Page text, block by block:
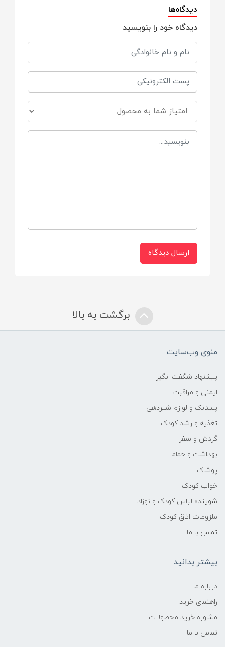
دارای قابلیت
INCABINE (قابلیت بردن داخل هواپیما)
قابلیت
تاشو
کمربند
5 نقطه ای
دیدگاه‌ها
دیدگاه خود را بنویسید
ارسال دیدگاه
برگشت به بالا
منوی وب‌سایت
پیشنهاد شگفت انگیر
ایمنی و مراقبت
پستانک و لوازم شیردهی
تغذیه و رشد کودک
گردش و سفر
بهداشت و حمام
پوشاک
خواب کودک
شوینده لباس کودک و نوزاد
ملزومات اتاق کودک
تماس با ما
بیشتر بدانید
درباره ما
راهنمای خرید
مشاوره خرید محصولات
تماس با ما